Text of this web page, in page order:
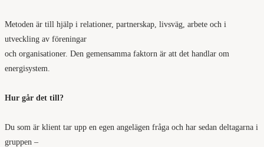
Metoden är till hjälp i relationer, partnerskap, livsväg, arbete och i
utveckling av föreningar
och organisationer. Den gemensamma faktorn är att det handlar om
energisystem.
Hur går det till?
Du som är klient tar upp en egen angelägen fråga och har sedan deltagarna i
gruppen –